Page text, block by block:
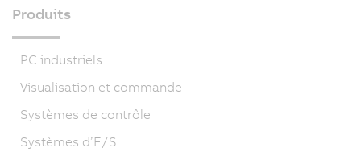
Produits
PC industriels
Visualisation et commande
Systèmes de contrôle
Systèmes d’E/S